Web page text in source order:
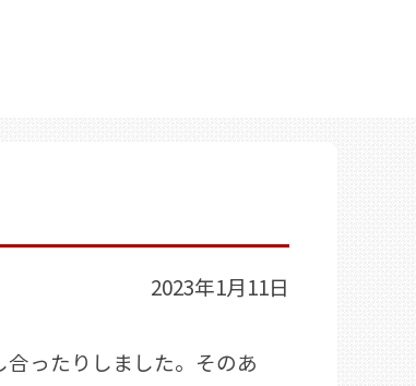
2023年1月11日
ったりしました。そのあ